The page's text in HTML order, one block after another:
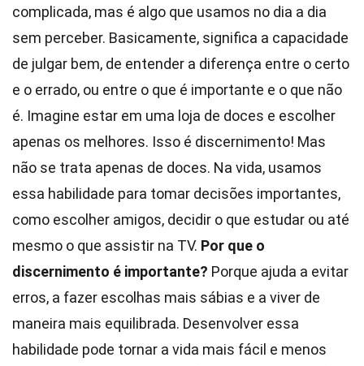
complicada, mas é algo que usamos no dia a dia
sem perceber. Basicamente, significa a capacidade
de julgar bem, de entender a diferença entre o certo
e o errado, ou entre o que é importante e o que não
é. Imagine estar em uma loja de doces e escolher
apenas os melhores. Isso é discernimento! Mas
não se trata apenas de doces. Na vida, usamos
essa habilidade para tomar decisões importantes,
como escolher amigos, decidir o que estudar ou até
mesmo o que assistir na TV. Por que o
discernimento é importante? Porque ajuda a evitar
erros, a fazer escolhas mais sábias e a viver de
maneira mais equilibrada. Desenvolver essa
habilidade pode tornar a vida mais fácil e menos